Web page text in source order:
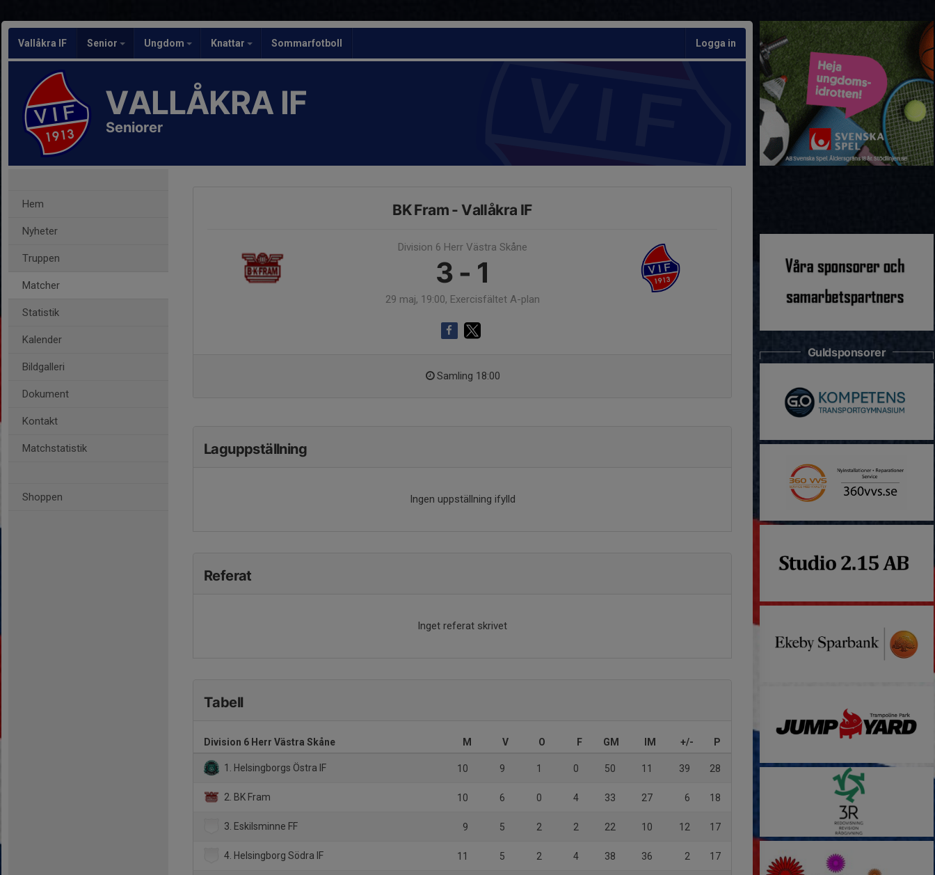
Vallåkra IF Senior Ungdom Knattar Sommarfotboll Logga in
VALLÅKRA IF
Seniorer
Hem
Nyheter
Truppen
Matcher
Statistik
Kalender
Bildgalleri
Dokument
Kontakt
Matchstatistik
Shoppen
BK Fram - Vallåkra IF
Division 6 Herr Västra Skåne
3 - 1
29 maj, 19:00, Exercisfältet A-plan
Samling 18:00
Laguppställning
Ingen uppställning ifylld
Referat
Inget referat skrivet
Tabell
Division 6 Herr Västra Skåne M V O F GM IM +/- P
1. Helsingborgs Östra IF 10 9 1 0 50 11 39 28
2. BK Fram 10 6 0 4 33 27 6 18
3. Eskilsminne FF 9 5 2 2 22 10 12 17
4. Helsingborg Södra IF 11 5 2 4 38 36 2 17
Guldsponsorer